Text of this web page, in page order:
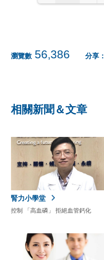
瀏覽數 56,386 分享：
相關新聞＆文章
腎力小學堂
控制 「高血磷」 拒絕血管鈣化